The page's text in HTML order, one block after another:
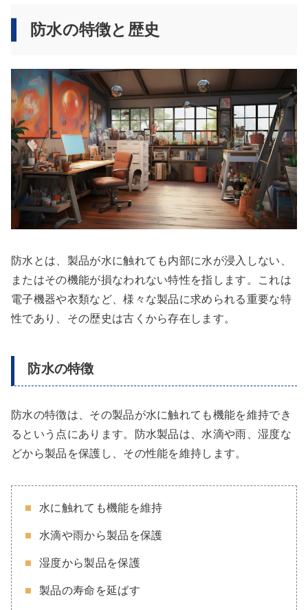
防水の特徴と歴史
防水とは、製品が水に触れても内部に水が浸入しない、
またはその機能が損なわれない特性を指します。これは
電子機器や衣類など、様々な製品に求められる重要な特
性であり、その歴史は古くから存在します。
防水の特徴
防水の特徴は、その製品が水に触れても機能を維持でき
るという点にあります。防水製品は、水滴や雨、湿度な
どから製品を保護し、その性能を維持します。
水に触れても機能を維持
水滴や雨から製品を保護
湿度から製品を保護
製品の寿命を延ばす